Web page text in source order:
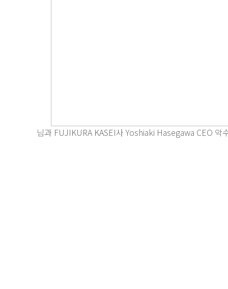
님과 FUJIKURA KASEI사 Yoshiaki Hasegawa CEO 악